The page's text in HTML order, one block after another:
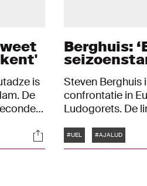
is
De
de
Socials
Berghuis:
Steven Berghuis
confrontatie in
Ludogorets. De
werken. "Het is
zeker", vertelt
Tags
#UEL #AJALUD